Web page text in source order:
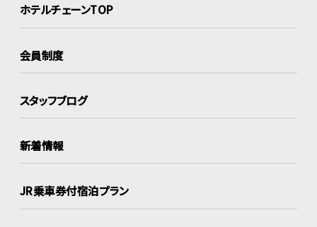
ホテルチェーンTOP
会員制度
スタッフブログ
新着情報
JR乗車券付宿泊プラン